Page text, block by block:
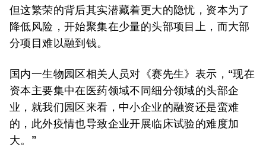
但这繁荣的背后其实潜藏着更大的隐忧，资本为了
降低风险，开始聚集在少量的头部项目上，而大部
分项目难以融到钱。
国内一生物园区相关人员对《赛先生》表示，“现在
资本主要集中在医药领域不同细分领域的头部企
业，就我们园区来看，中小企业的融资还是蛮难
的，此外疫情也导致企业开展临床试验的难度加
大。”